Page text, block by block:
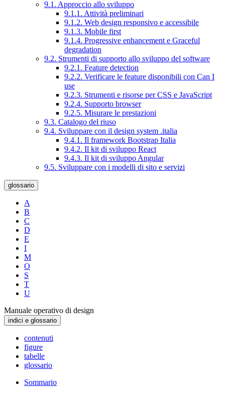
9.1. Approccio allo sviluppo
9.1.1. Attività preliminari
9.1.2. Web design responsivo e accessibile
9.1.3. Mobile first
9.1.4. Progressive enhancement e Graceful
degradation
9.2. Strumenti di supporto allo sviluppo del software
9.2.1. Feature detection
9.2.2. Verificare le feature disponibili con Can I
use
9.2.3. Strumenti e risorse per CSS e JavaScript
9.2.4. Supporto browser
9.2.5. Misurare le prestazioni
9.3. Catalogo del riuso
9.4. Sviluppare con il design system .italia
9.4.1. Il framework Bootstrap Italia
9.4.2. Il kit di sviluppo React
9.4.3. Il kit di sviluppo Angular
9.5. Sviluppare con i modelli di sito e servizi
glossario
A
B
C
D
E
I
M
O
S
T
U
Manuale operativo di design
indici e glossario
contenuti
figure
tabelle
glossario
Sommario